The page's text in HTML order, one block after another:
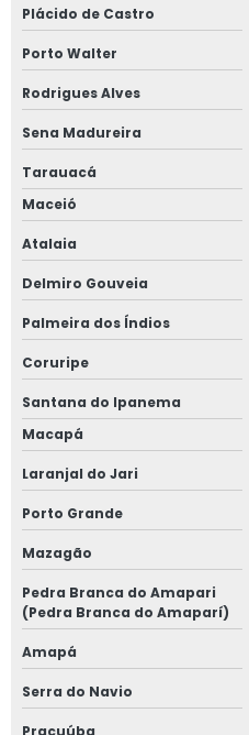
Plácido de Castro
Porto Walter
Rodrigues Alves
Sena Madureira
Tarauacá
Maceió
Atalaia
Delmiro Gouveia
Palmeira dos Índios
Coruripe
Santana do Ipanema
Macapá
Laranjal do Jari
Porto Grande
Mazagão
Pedra Branca do Amapari
(Pedra Branca do Amaparí)
Amapá
Serra do Navio